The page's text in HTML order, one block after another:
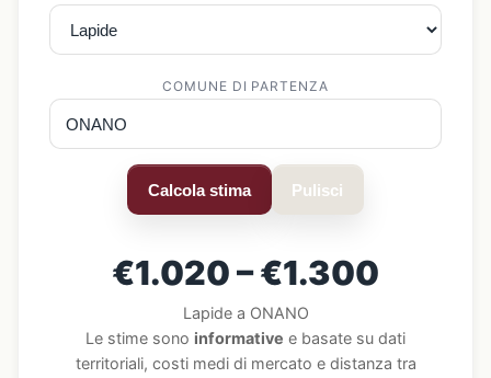
COMUNE DI PARTENZA
Calcola stima Pulisci
€1.020 – €1.300
Lapide a ONANO
Le stime sono informative e basate su dati
territoriali, costi medi di mercato e distanza tra